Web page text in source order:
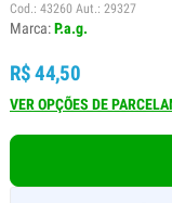
Cod.: 43260 Aut.: 29327
Marca:P.a.g.
R$ 44,50
VER OPÇÕES DE